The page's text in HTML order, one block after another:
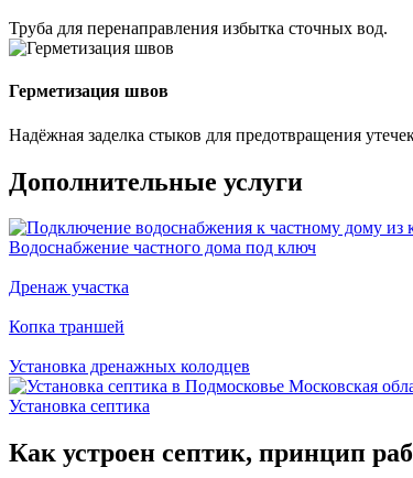
Труба для перенаправления избытка сточных вод.
Герметизация швов
Надёжная заделка стыков для предотвращения
Дополнительные услуги
Водоснабжение частного дома под ключ
Дренаж участка
Копка траншей
Установка дренажных колодцев
Установка септика
Как устроен септик, принцип